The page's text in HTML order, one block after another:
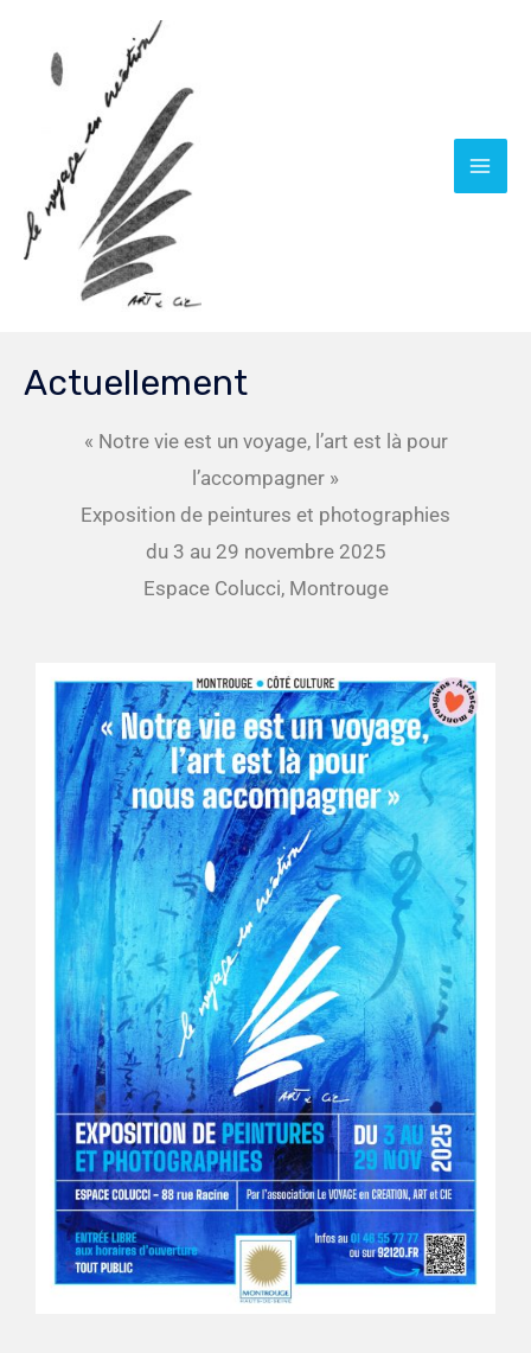
contenu
Actuellement
« Notre vie est un voyage, l’art est là pour
l’accompagner »
Exposition de peintures et photographies
du 3 au 29 novembre 2025
Espace Colucci, Montrouge